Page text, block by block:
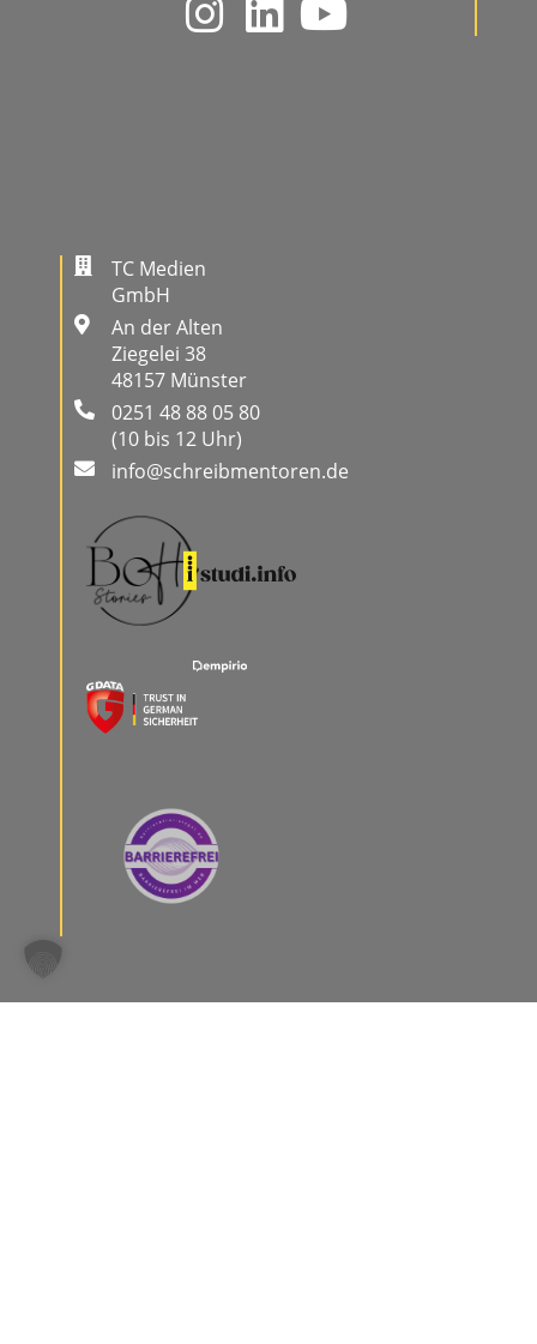
TC Medien
GmbH
An der Alten
Ziegelei 38
48157 Münster
0251 48 88 05 80
(10 bis 12 Uhr)
info@schreibmentoren.de